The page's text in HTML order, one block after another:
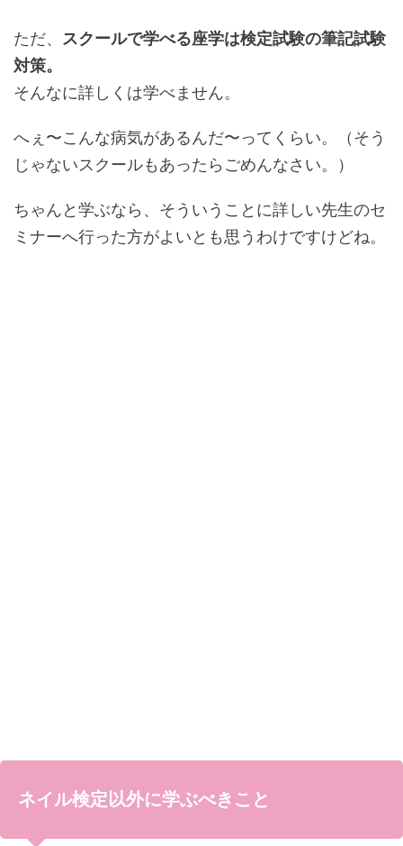
ただ、 スクールで学べる座学は検定試験の筆記試験
対策。
そんなに詳しくは学べません。
へぇ〜こんな病気があるんだ〜ってくらい。（そう
じゃないスクールもあったらごめんなさい。）
ちゃんと学ぶなら、そういうことに詳しい先生のセ
ミナーへ行った方がよいとも思うわけですけどね。
ネイル検定以外に学ぶべきこと